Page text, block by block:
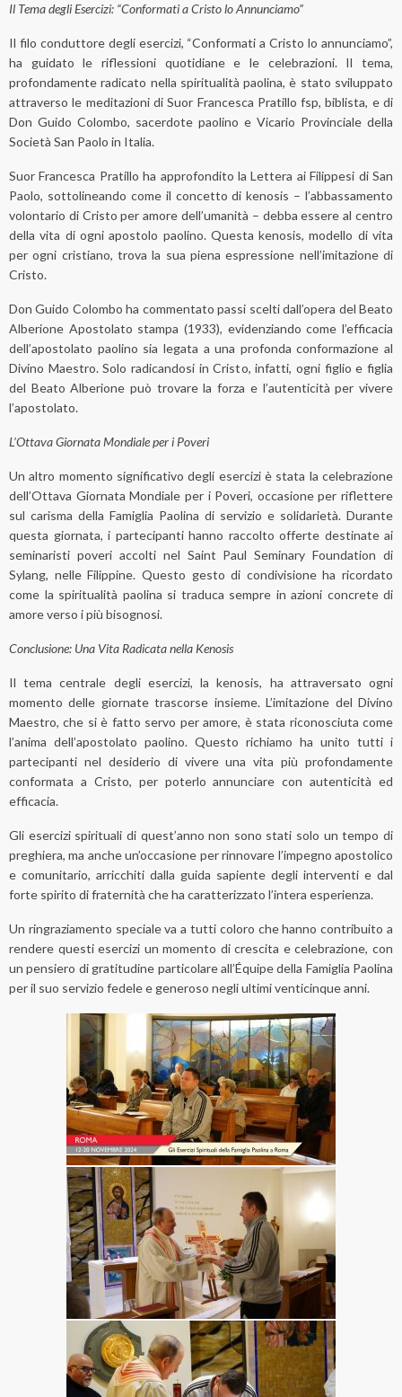
Il Tema degli Esercizi: “Conformati a Cristo lo Annunciamo”
Il filo conduttore degli esercizi, “Conformati a Cristo lo annunciamo”,
ha guidato le riflessioni quotidiane e le celebrazioni. Il tema,
profondamente radicato nella spiritualità paolina, è stato sviluppato
attraverso le meditazioni di Suor Francesca Pratillo fsp, biblista, e di
Don Guido Colombo, sacerdote paolino e Vicario Provinciale della
Società San Paolo in Italia.
Suor Francesca Pratillo ha approfondito la Lettera ai Filippesi di San
Paolo, sottolineando come il concetto di kenosis – l’abbassamento
volontario di Cristo per amore dell’umanità – debba essere al centro
della vita di ogni apostolo paolino. Questa kenosis, modello di vita
per ogni cristiano, trova la sua piena espressione nell’imitazione di
Cristo.
Don Guido Colombo ha commentato passi scelti dall’opera del Beato
Alberione Apostolato stampa (1933), evidenziando come l’efficacia
dell’apostolato paolino sia legata a una profonda conformazione al
Divino Maestro. Solo radicandosi in Cristo, infatti, ogni figlio e figlia
del Beato Alberione può trovare la forza e l’autenticità per vivere
l’apostolato.
L’Ottava Giornata Mondiale per i Poveri
Un altro momento significativo degli esercizi è stata la celebrazione
dell’Ottava Giornata Mondiale per i Poveri, occasione per riflettere
sul carisma della Famiglia Paolina di servizio e solidarietà. Durante
questa giornata, i partecipanti hanno raccolto offerte destinate ai
seminaristi poveri accolti nel Saint Paul Seminary Foundation di
Sylang, nelle Filippine. Questo gesto di condivisione ha ricordato
come la spiritualità paolina si traduca sempre in azioni concrete di
amore verso i più bisognosi.
Conclusione: Una Vita Radicata nella Kenosis
Il tema centrale degli esercizi, la kenosis, ha attraversato ogni
momento delle giornate trascorse insieme. L’imitazione del Divino
Maestro, che si è fatto servo per amore, è stata riconosciuta come
l’anima dell’apostolato paolino. Questo richiamo ha unito tutti i
partecipanti nel desiderio di vivere una vita più profondamente
conformata a Cristo, per poterlo annunciare con autenticità ed
efficacia.
Gli esercizi spirituali di quest’anno non sono stati solo un tempo di
preghiera, ma anche un’occasione per rinnovare l’impegno apostolico
e comunitario, arricchiti dalla guida sapiente degli interventi e dal
forte spirito di fraternità che ha caratterizzato l’intera esperienza.
Un ringraziamento speciale va a tutti coloro che hanno contribuito a
rendere questi esercizi un momento di crescita e celebrazione, con
un pensiero di gratitudine particolare all’Équipe della Famiglia Paolina
per il suo servizio fedele e generoso negli ultimi venticinque anni.